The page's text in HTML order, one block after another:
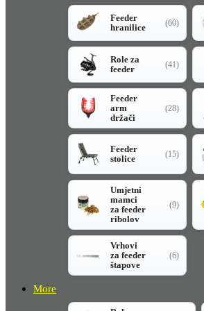
Feeder
hranilice
(60)
Role za
feeder
(41)
Feeder
arm
držači
(28)
Feeder
stolice
(15)
Umjetni
mamci
za feeder
ribolov
(9)
Vrhovi
za feeder
štapove
(6)
More